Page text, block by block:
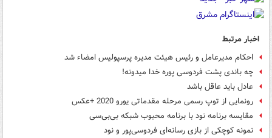
اخبار مرتبط
احکام مدیرعامل و رئیس هیئت مدیره پرسپولیس امضاء شد
چه باندی پشت فردوسی پوره خدا میدونه!
عادل باید عاقل باشد
رونمایی از توپ رسمی مرحله مقدماتی یورو 2020 +عکس
مقایسه برنامه نود با برنامه محبوب شبکه بی‌بی‌سی
نمونه کوچکی از بازی رسانه‌ای فردوسی‌پور و نود